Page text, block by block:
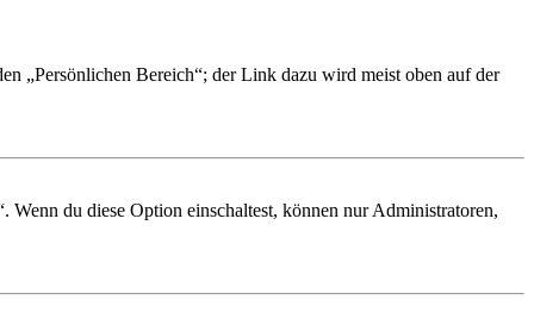
„Persönlichen Bereich“; der Link dazu wird meist oben auf der
du diese Option einschaltest, können nur Administratoren,